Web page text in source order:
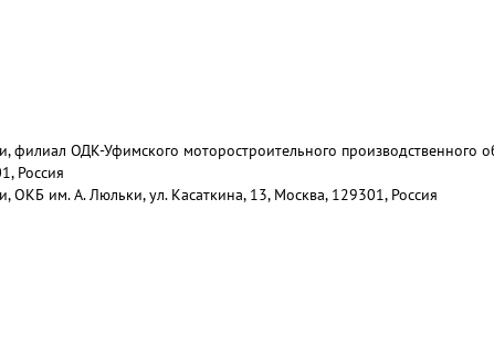
филиал ОДК-Уфимского моторостроительного производственного
Россия
ОКБ им. А. Люльки, ул. Касаткина, 13, Москва, 129301, Россия